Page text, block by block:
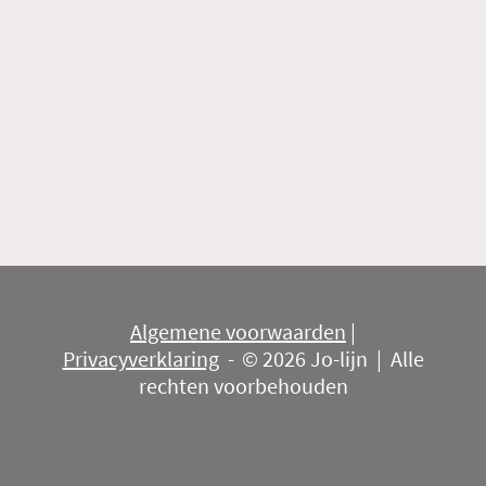
Algemene voorwaarden |
Privacyverklaring- © 2026 Jo-lijn | Alle
rechten voorbehouden